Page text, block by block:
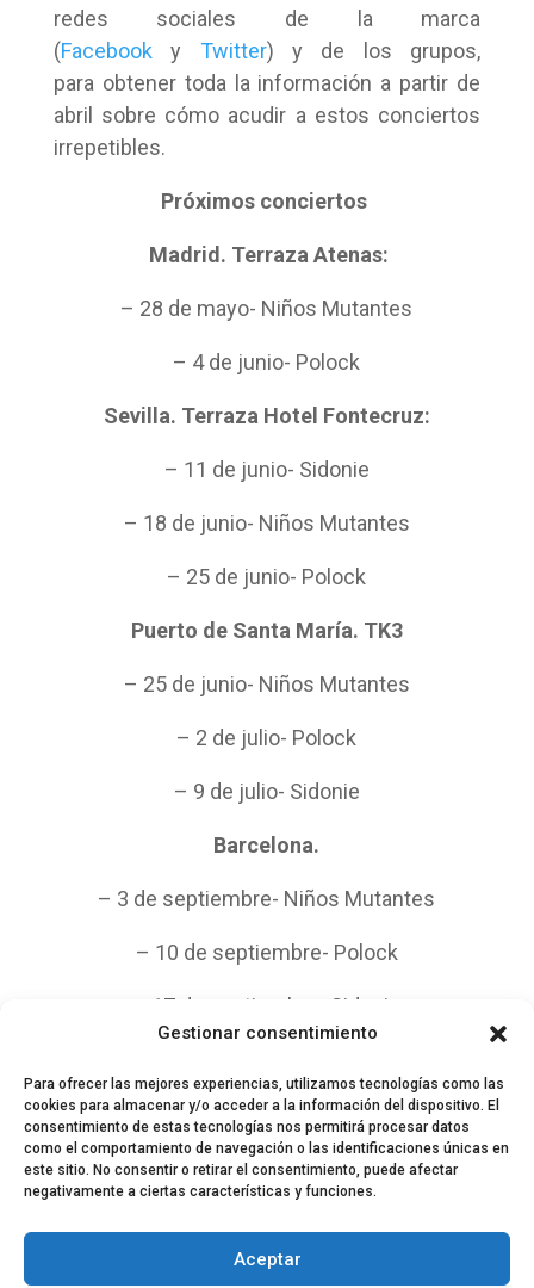
Gestionar consentimiento
Para ofrecer las mejores experiencias, utilizamos tecnologías como las
cookies para almacenar y/o acceder a la información del dispositivo. El
consentimiento de estas tecnologías nos permitirá procesar datos
como el comportamiento de navegación o las identificaciones únicas en
este sitio. No consentir o retirar el consentimiento, puede afectar
negativamente a ciertas características y funciones.
Aceptar
redes sociales de la marca
(Facebook y Twitter) y de los grupos,
para obtener toda la información a partir de
abril sobre cómo acudir a estos conciertos
irrepetibles.
Próximos conciertos
Madrid. Terraza Atenas:
– 28 de mayo- Niños Mutantes
– 4 de junio- Polock
Sevilla. Terraza Hotel Fontecruz:
– 11 de junio- Sidonie
– 18 de junio- Niños Mutantes
– 25 de junio- Polock
Puerto de Santa María. TK3
– 25 de junio- Niños Mutantes
– 2 de julio- Polock
– 9 de julio- Sidonie
Barcelona.
– 3 de septiembre- Niños Mutantes
– 10 de septiembre- Polock
– 17 de septiembre- Sidonie
Equipo EPDLT Contacto